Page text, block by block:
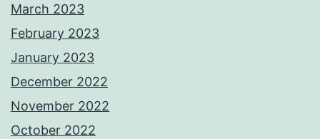
March 2023
February 2023
January 2023
December 2022
November 2022
October 2022